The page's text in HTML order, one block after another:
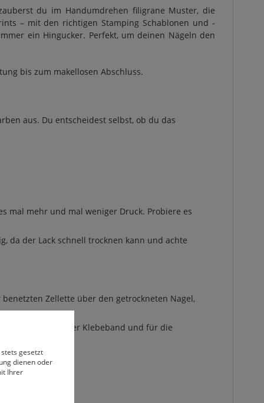
du im Handumdrehen filigrane Muster, die
– mit den richtigen Stamping Schablonen und -
ein Hingucker. Perfekt, um deinen Nägeln den
bis zum makellosen Abschluss.
aus. Du entscheidest selbst, ob du das
mal mehr und mal weniger Druck. Probiere es
da der Lack schnell trocknen kann und achte
Zellette über den getrockneten Nagel,
Fusselrolle oder Klebeband und für die
gesetzt
dienen oder
Ihrer